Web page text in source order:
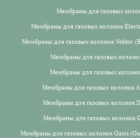
Мембраны для газовых
Мембраны для газовых колонок
Мембраны для газовых колонок Vektor
Мембраны для газовых
Мембраны для газовых
Мембраны для газовых колонок
Мембраны для газовых колонок
Мембраны для газовых колонок
Мембраны для газовых колонок Oasis